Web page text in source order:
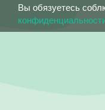
Вы обязуетесь